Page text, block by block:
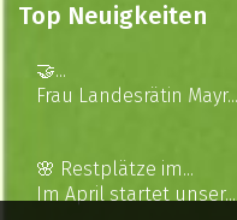
Top Neuigkeiten
🤝...
Frau Landesrätin Mayr...
🌸 Restplätze im...
Im April startet unser...